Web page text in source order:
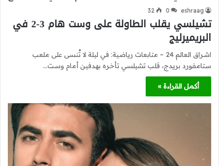
eshraag
0
32
تشيلسي يقلب الطاولة على وست هام 3-2 في
البريميرليج
اشراق العالم 24 – متابعات رياضية: في ليلة لا تُنسى على ملعب
ستامفورد بريدج، قلب تشيلسي تأخره بهدفين أمام وست…
أكمل القراءة »